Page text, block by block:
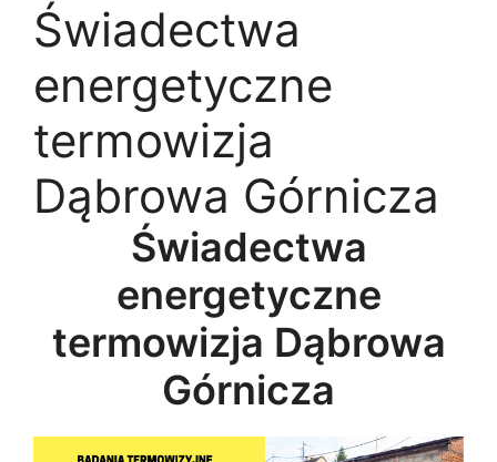
Świadectwa
energetyczne
termowizja
Dąbrowa Górnicza
Świadectwa
energetyczne
termowizja Dąbrowa
Górnicza